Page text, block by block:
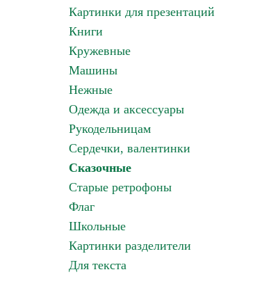
Картинки для презентаций
Книги
Кружевные
Машины
Нежные
Одежда и аксессуары
Рукодельницам
Сердечки, валентинки
Сказочные
Старые ретрофоны
Флаг
Школьные
Картинки разделители
Для текста